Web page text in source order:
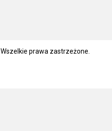
. Wszelkie prawa zastrzeżone.